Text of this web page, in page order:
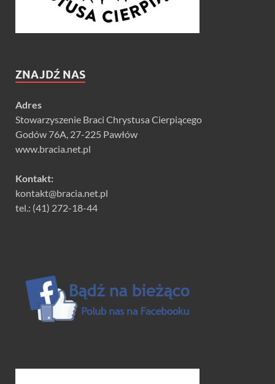
ZNAJDŹ NAS
Adres
Stowarzyszenie Braci Chrystusa Cierpiącego
Godów 76A, 27-225 Pawłów
www.bracia.net.pl
Kontakt:
kontakt@bracia.net.pl
tel.: (41) 272-18-44